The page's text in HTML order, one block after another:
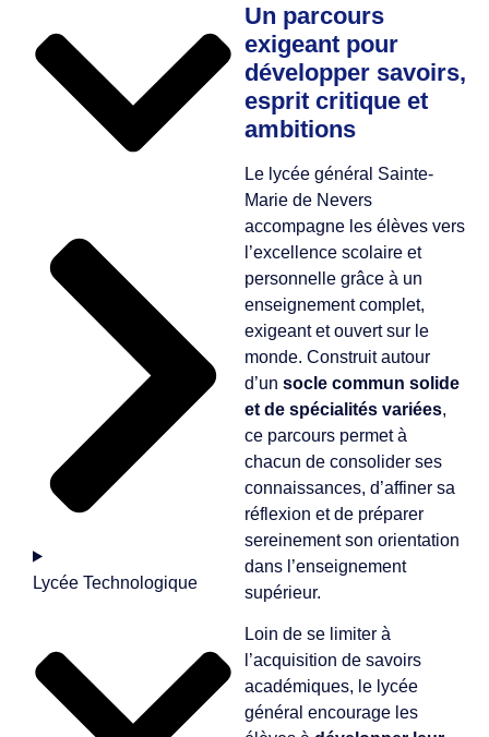
Lycée Technologique
Un parcours
exigeant pour
développer savoirs,
esprit critique et
ambitions
Le lycée général Sainte-
Marie de Nevers
accompagne les élèves vers
l’excellence scolaire et
personnelle grâce à un
enseignement complet,
exigeant et ouvert sur le
monde. Construit autour
d’un socle commun solide
et de spécialités variées,
ce parcours permet à
chacun de consolider ses
connaissances, d’affiner sa
réflexion et de préparer
sereinement son orientation
dans l’enseignement
supérieur.
Loin de se limiter à
l’acquisition de savoirs
académiques, le lycée
général encourage les